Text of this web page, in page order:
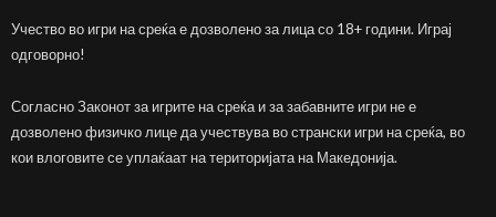
Учество во игри на среќа е дозволено за лица со 18+ години. Играј
одговорно!
Согласно Законот за игрите на среќа и за забавните игри не е
дозволено физичко лице да учествува во странски игри на среќа, во
кои влоговите се уплаќаат на територијата на Македонија.